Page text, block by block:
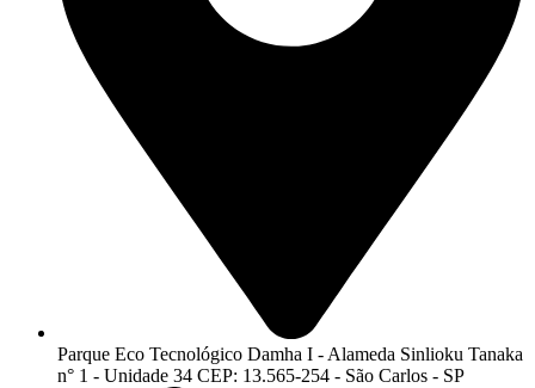
Parque Eco Tecnológico Damha I - Alameda Sinlioku Tanaka
n° 1 - Unidade 34 CEP: 13.565-254 - São Carlos - SP